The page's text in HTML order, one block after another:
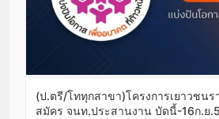
(ป.ตรี/โททุกสาขา)โครงการเยาวชนร
สมัคร จนท.ประสานงาน บัดนี้-16ก.ย